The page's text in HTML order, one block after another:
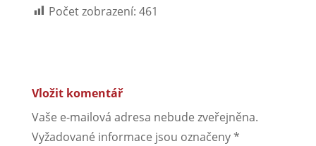
Počet zobrazení: 461
Vložit komentář
Vaše e-mailová adresa nebude zveřejněna.
Vyžadované informace jsou označeny*